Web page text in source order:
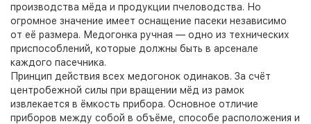
производства мёда и продукции пчеловодства. Но
огромное значение имеет оснащение пасеки независимо
от её размера. Медогонка ручная — одно из технических
приспособлений, которые должны быть в арсенале
каждого пасечника.
Принцип действия всех медогонок одинаков. За счёт
центробежной силы при вращении мёд из рамок
извлекается в ёмкость прибора. Основное отличие
приборов между собой в объёме, способе расположения и